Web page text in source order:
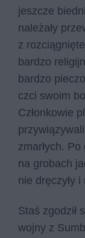
jeszcze
należały
z
bardzo
bardzo
czci swoim
Członkowie
zmarłych.
na grobach
nie dręczyły i
Staś zgodził
wojny z